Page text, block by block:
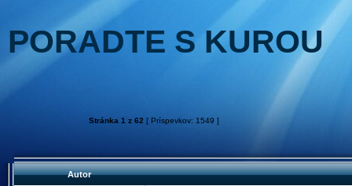
PORADTE S KUROU
Stránka 1 z 62 [ Príspevkov: 1549 ]
Autor